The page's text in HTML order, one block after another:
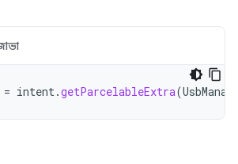
= intent.getParcelableExtra(